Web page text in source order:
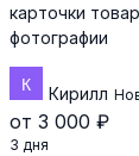
карточки
фотографии
Кирилл
от 3 000 ₽
3 дня